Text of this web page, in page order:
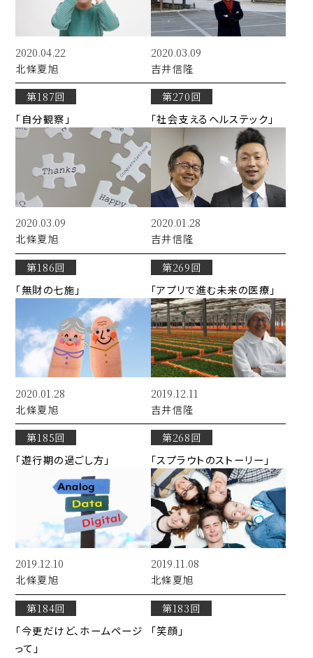
2020.04.22
北條夏旭
第187回
「自分観察」
2020.03.09
吉井信隆
第270回
「社会支えるヘルステック」
2020.03.09
北條夏旭
第186回
「無財の七施」
2020.01.28
吉井信隆
第269回
「アプリで進む未来の医療」
2020.01.28
北條夏旭
第185回
「遊行期の過ごし方」
2019.12.11
吉井信隆
第268回
「スプラウトのストーリー」
2019.12.10
北條夏旭
第184回
「今更だけど、ホームページ
って」
2019.11.08
北條夏旭
第183回
「笑顔」